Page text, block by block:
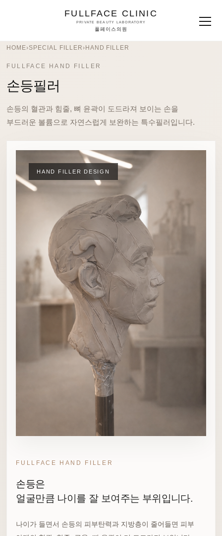
FULLFACE CLINIC
PRIVATE BEAUTY LABORATORY
풀페이스의원
HOME›SPECIAL FILLER› HAND FILLER
FULLFACE HAND FILLER
손등필러
손등의 혈관과 힘줄, 뼈 윤곽이 도드라져 보이는 손을
부드러운 볼륨으로 자연스럽게 보완하는 특수필러입니다.
HAND FILLER DESIGN
FULLFACE HAND FILLER
손등은
얼굴만큼 나이를 잘 보여주는 부위입니다.
나이가 들면서 손등의 피부탄력과 지방층이 줄어들면 피부